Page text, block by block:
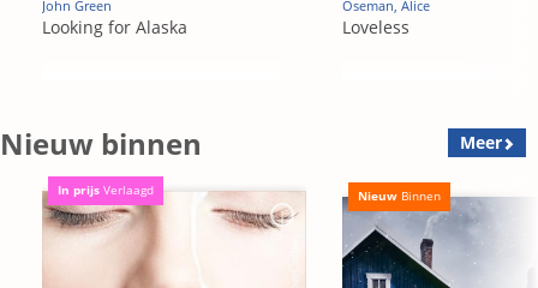
John Green
Looking for Alaska
Oseman, Alice
Loveless
Nieuw binnen Meer
In prijs Verlaagd Nieuw Binnen